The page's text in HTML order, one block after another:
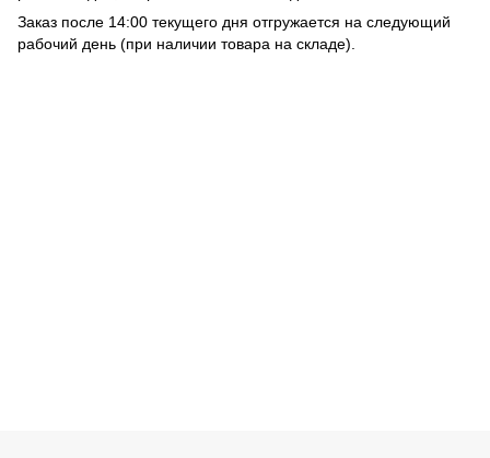
Заказ после 14:00 текущего дня отгружается на следующий
рабочий день (при наличии товара на складе).